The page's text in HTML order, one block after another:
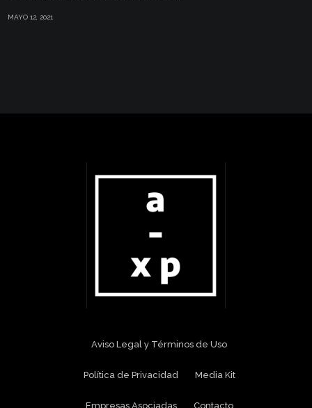
MAYO 12, 2021
Aviso Legal y Términos de Uso
Política de Privacidad Media Kit
Empresas Asociadas Contacto